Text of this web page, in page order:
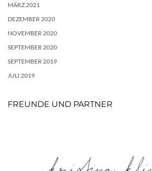
MÄRZ 2021
DEZEMBER 2020
NOVEMBER 2020
SEPTEMBER 2020
SEPTEMBER 2019
JULI 2019
FREUNDE UND PARTNER